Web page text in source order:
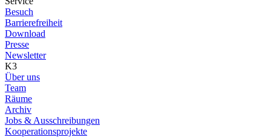
Besuch
Barrierefreiheit
Download
Presse
Newsletter
K3
Über uns
Team
Räume
Archiv
Jobs & Ausschreibungen
Kooperationsprojekte